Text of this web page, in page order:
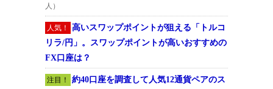
人）
人気！
高いスワップポイントが狙える「トルコ
リラ/円」。スワップポイントが高いおすすめの
FX口座は？
注目！
約40口座を調査して人気12通貨ペアのス